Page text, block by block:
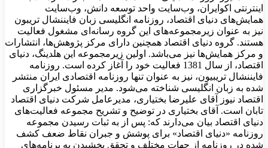
اینترنتی اکوایران، وب‌سایت واحد توسعه دانش، وب‌سایت
همایش‌های دنیای اقتصاد، روزنامه انگلیسی ‌زبان فایننشال تریبون
نیز به عنوان زیرمجموعه‌های این گروه رسانه‌ای مشغول فعالیت
هستند. گروه دنیای اقتصاد همچنین دارای مرکز پژوهش‌ها، انتشارات
و مرکز همایش‌ها نیز می‌باشد. اولین زیرمجموعه این هلدینگ، دنیای
اقتصاد، از سال 1381 فعالیت خود را آغاز کرده است. روزنامه
فایننشال تریبیون، نیز به عنوان تنها روزنامه اقتصادی ایران منتشر
شده به زبان انگلیسی شناخته می‌شود. مدیر مسئول خبرگزاری
اقتصاد نیوز آقای علیرضا بختیاری، مدیرعامل شرکت دنیای اقتصاد
تابان است. آقای بختیاری در توضیح و تشریح مجموعه فعالیت‌های
دنیای اقتصاد بیان می‌دارند که: پس از به ثبات رسیدن مجموعه
روزنامه «دنیای اقتصاد» برای پوشش و جبران نقاط ضعف کشف
شده در روزنامه از جهات مختلف و تحقق بخشیدن به برنامه‌های